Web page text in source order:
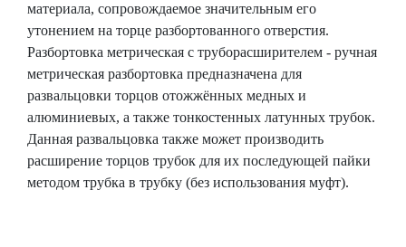
материала, сопровождаемое значительным его
утонением на торце разбортованного отверстия.
Разбортовка метрическая с труборасширителем - ручная
метрическая разбортовка предназначена для
развальцовки торцов отожжённых медных и
алюминиевых, а также тонкостенных латунных трубок.
Данная развальцовка также может производить
расширение торцов трубок для их последующей пайки
методом трубка в трубку (без использования муфт).